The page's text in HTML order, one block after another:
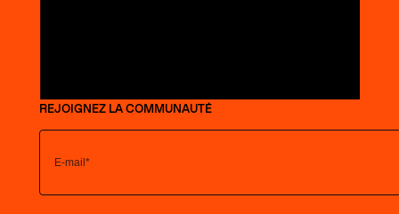
REJOIGNEZ LA COMMUNAUTÉ